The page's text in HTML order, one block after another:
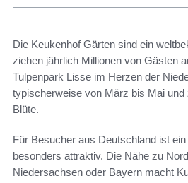
Die Keukenhof Gärten sind ein
ziehen jährlich Millionen von Gästen
Tulpenpark Lisse im Herzen der
typischerweise von März bis Mai und
Blüte.
Für Besucher aus Deutschland ist
besonders attraktiv. Die Nähe zu
Niedersachsen oder Bayern macht